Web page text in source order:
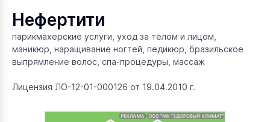
Нефертити
парикмахерские услуги, уход за телом и лицом,
маникюр, наращивание ногтей, педикюр, бразильское
выпрямление волос, спа-процедуры, массаж
Лицензия ЛО-12-01-000126 от 19.04.2010 г.